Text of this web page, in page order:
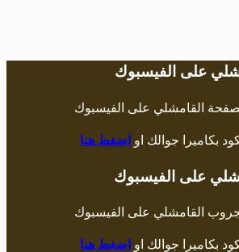
على الفيسبوك
بكاميرا جوالك او اضغط هنا
على الفيسبوك
بكاميرا جوالك او اضغط هنا